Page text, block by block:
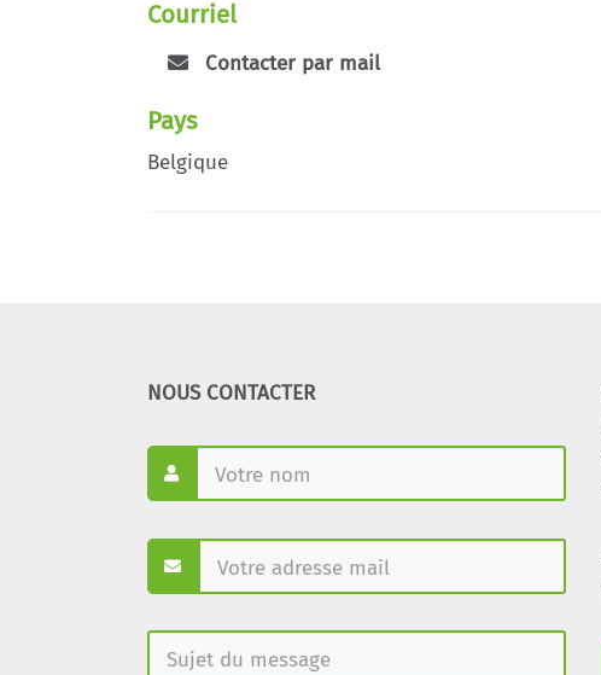
Courriel
Contacter par mail
Pays
Belgique
NOUS CONTACTER